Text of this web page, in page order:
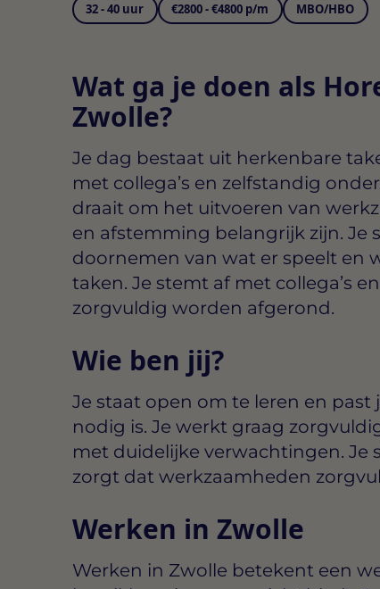
32 - 40 uur €2800 - €4800 p/m MBO/HBO
Wat ga je doen als
Zwolle?
Je dag bestaat uit herkenbare
met collega’s en zelfstandig
draait om het uitvoeren van
en afstemming belangrijk zijn. Je
doornemen van wat er speelt en
taken. Je stemt af met collega’s
zorgvuldig worden afgerond.
Wie ben jij?
Je staat open om te leren en
nodig is. Je werkt graag
met duidelijke verwachtingen. Je
zorgt dat werkzaamheden
Werken in Zwolle
Werken in Zwolle betekent een